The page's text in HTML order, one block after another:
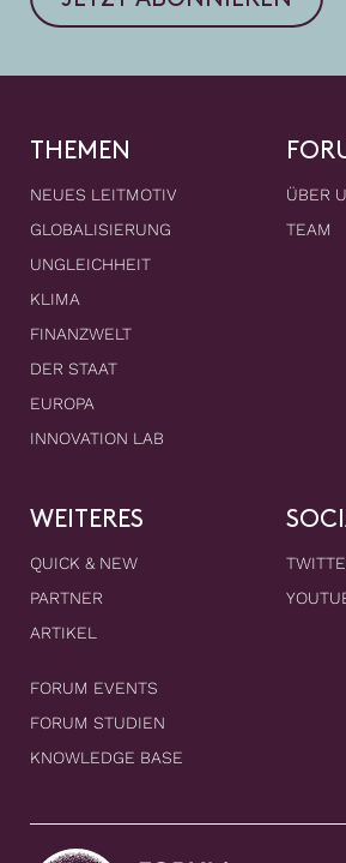
THEMEN
NEUES LEITMOTIV
GLOBALISIERUNG
UNGLEICHHEIT
KLIMA
FINANZWELT
DER STAAT
EUROPA
INNOVATION LAB
ÜBER
TEAM
WEITERES
QUICK & NEW
PARTNER
ARTIKEL
FORUM EVENTS
FORUM STUDIEN
KNOWLEDGE BASE